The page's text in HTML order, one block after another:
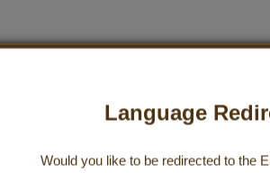
Language
Would you like to be redirected to the